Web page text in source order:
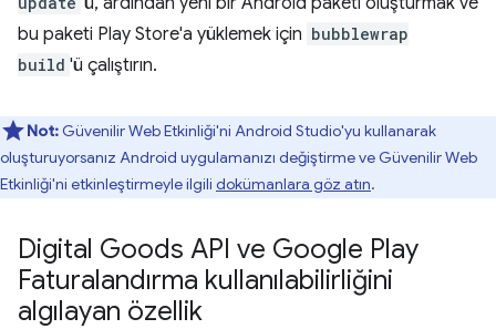
bu paketi Play Store'a yüklemek için bubblewrap
build 'ü çalıştırın.
Not: Güvenilir Web Etkinliği'ni Android Studio'yu kullanarak
oluşturuyorsanız Android uygulamanızı değiştirme ve Güvenilir Web
Etkinliği'ni etkinleştirmeyle ilgili dokümanlara göz atın.
Digital Goods API ve Google Play
Faturalandırma kullanılabilirliğini
algılayan özellik